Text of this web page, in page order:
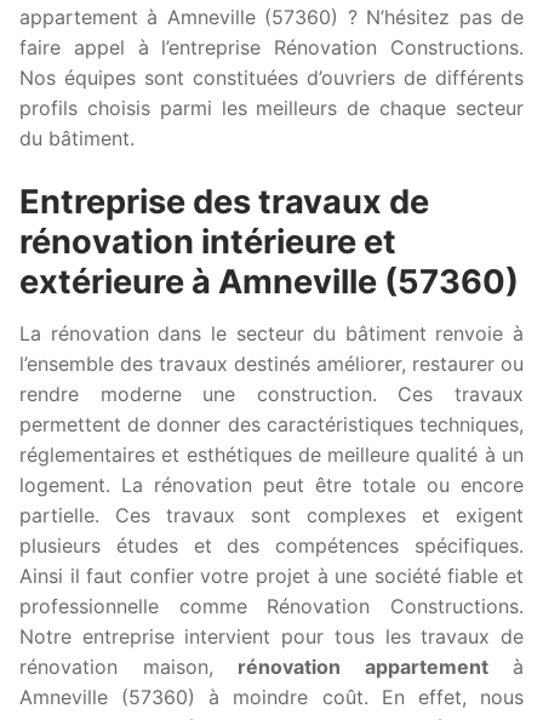
appartement à Amneville (57360) ? N’hésitez pas de
faire appel à l’entreprise Rénovation Constructions.
Nos équipes sont constituées d’ouvriers de différents
profils choisis parmi les meilleurs de chaque secteur
du bâtiment.
Entreprise des travaux de
rénovation intérieure et
extérieure à Amneville (57360)
La rénovation dans le secteur du bâtiment renvoie à
l’ensemble des travaux destinés améliorer, restaurer ou
rendre moderne une construction. Ces travaux
permettent de donner des caractéristiques techniques,
réglementaires et esthétiques de meilleure qualité à un
logement. La rénovation peut être totale ou encore
partielle. Ces travaux sont complexes et exigent
plusieurs études et des compétences spécifiques.
Ainsi il faut confier votre projet à une société fiable et
professionnelle comme Rénovation Constructions.
Notre entreprise intervient pour tous les travaux de
rénovation maison, rénovation appartementà
Amneville (57360) à moindre coût. En effet, nous